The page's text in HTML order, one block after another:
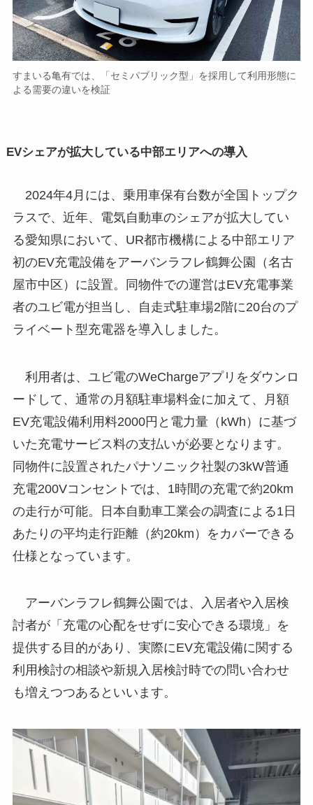
すまいる⻲有では、「セミパブリック型」を採用して利用形態に
よる需要の違いを検証
EVシェアが拡大している中部エリアへの導入
2024年4月には、乗用車保有台数が全国トップク
ラスで、近年、電気自動車のシェアが拡大してい
る愛知県において、UR都市機構による中部エリア
初のEV充電設備をアーバンラフレ鶴舞公園（名古
屋市中区）に設置。同物件での運営はEV充電事業
者のユビ電が担当し、自走式駐車場2階に20台のプ
ライベート型充電器を導入しました。
利用者は、ユビ電のWeChargeアプリをダウンロ
ードして、通常の月額駐車場料金に加えて、月額
EV充電設備利用料2000円と電力量（kWh）に基づ
いた充電サービス料の支払いが必要となります。
同物件に設置されたパナソニック社製の3kW普通
充電200Vコンセントでは、1時間の充電で約20km
の走行が可能。日本自動車工業会の調査による1日
あたりの平均走行距離（約20km）をカバーできる
仕様となっています。
アーバンラフレ鶴舞公園では、入居者や入居検
討者が「充電の心配をせずに安心できる環境」を
提供する目的があり、実際にEV充電設備に関する
利用検討の相談や新規入居検討時での問い合わせ
も増えつつあるといいます。